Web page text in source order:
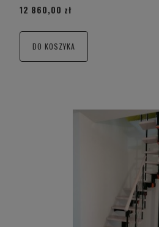
12 860,00 zł
DO KOSZYKA